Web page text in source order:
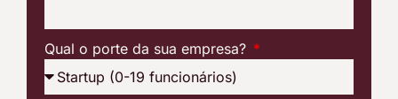
Qual o porte da sua empresa?